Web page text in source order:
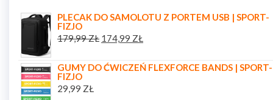
PLECAK DO SAMOLOTU Z PORTEM USB | SPORT-
FIZJO
179,99ZŁ 174,99 ZŁ
GUMY DO ĆWICZEŃ FLEXFORCE BANDS | SPORT-
FIZJO
29,99 ZŁ